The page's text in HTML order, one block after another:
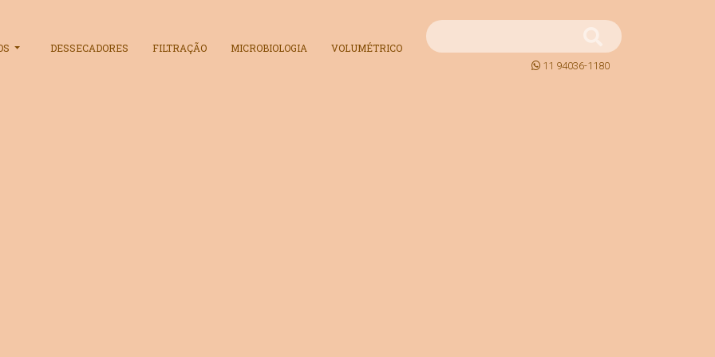
DESSECADORES FILTRAÇÃO MICROBIOLOGIA VOLUMÉTRICO
11 94036-1180